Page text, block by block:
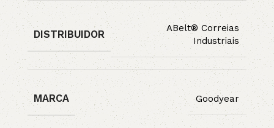
DISTRIBUIDOR
ABelt® Correias
Industriais
MARCA Goodyear